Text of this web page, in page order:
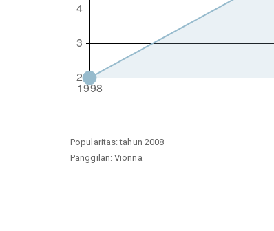
Popularitas: tahun 2008
Panggilan: Vionna